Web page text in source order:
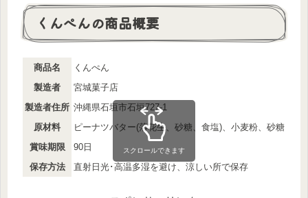
くんぺんの商品概要
商品名
くんぺん
製造者
宮城菓子店
製造者住所 沖縄県石垣市石垣727-1
原材料
ピーナツバター(落花生、砂糖、食塩)、小麦粉、砂糖、
賞味期限
90日
保存方法
直射日光･高温多湿を避け、涼しい所で保存
スクロールできます